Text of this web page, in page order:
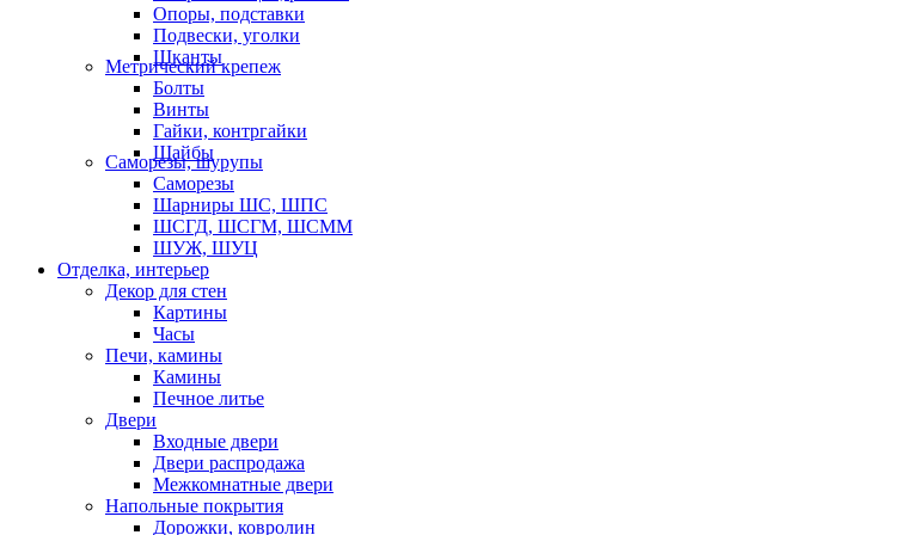
Опоры, подставки
Подвески, уголки
Шканты
Метрический крепеж
Болты
Винты
Гайки, контргайки
Шайбы
Саморезы, шурупы
Саморезы
Шарниры ШС, ШПС
ШСГД, ШСГМ, ШСММ
ШУЖ, ШУЦ
Отделка, интерьер
Декор для стен
Картины
Часы
Печи, камины
Камины
Печное литье
Двери
Входные двери
Двери распродажа
Межкомнатные двери
Напольные покрытия
Дорожки, ковролин